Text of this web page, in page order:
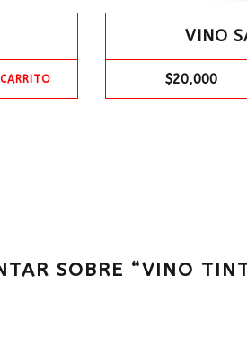
VINO
$20,000
SOBRE “VINO